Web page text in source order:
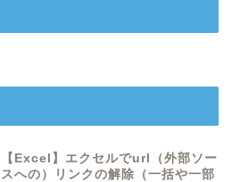
【Excel】エクセルでurl（外部ソー
スへの）リンクの解除（一括や一部